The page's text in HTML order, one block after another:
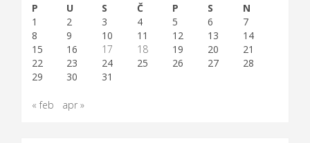
P
U S Č P S
N
1
2 3 4 5 6
7
8
9 10 11 12 13
14
15
16 17 18 19 20
21
22
23 24 25 26 27
28
29
30 31
« feb apr »